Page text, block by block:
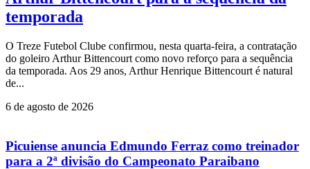
temporada
O Treze Futebol Clube confirmou, nesta quarta-feira, a contratação
do goleiro Arthur Bittencourt como novo reforço para a sequência
da temporada. Aos 29 anos, Arthur Henrique Bittencourt é natural
de...
6 de agosto de 2026
Picuiense anuncia Edmundo Ferraz como treinador
para a 2ª divisão do Campeonato Paraibano